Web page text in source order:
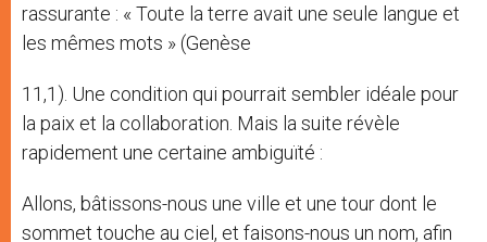
rassurante : « Toute la terre avait une seule langue et
les mêmes mots » (Genèse
11,1). Une condition qui pourrait sembler idéale pour
la paix et la collaboration. Mais la suite révèle
rapidement une certaine ambiguïté :
Allons, bâtissons-nous une ville et une tour dont le
sommet touche au ciel, et faisons-nous un nom, afin